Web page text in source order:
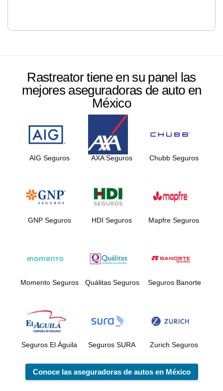
Rastreator tiene en su panel las
mejores aseguradoras de auto en
México
AIG Seguros AXA Seguros Chubb Seguros
GNP Seguros HDI Seguros Mapfre Seguros
Momento Seguros Quálitas Seguros Seguros Banorte
Seguros El Águila Seguros SURA Zurich Seguros
Conoce las aseguradoras de autos en México